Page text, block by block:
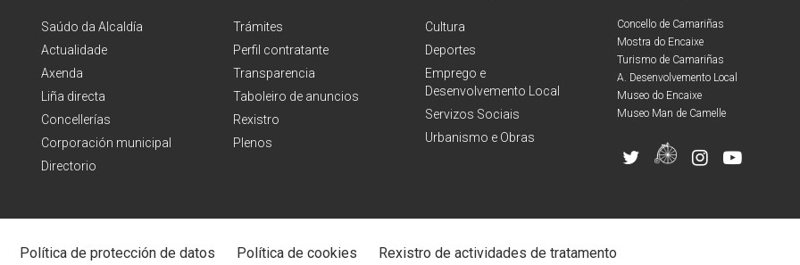
Saúdo da Alcaldía
Actualidade
Axenda
Liña directa
Concellerías
Corporación municipal
Directorio
Trámites
Perfil contratante
Transparencia
Taboleiro de anuncios
Rexistro
Plenos
Cultura
Deportes
Emprego e
Desenvolvemento Local
Servizos Sociais
Urbanismo e Obras
Concello de Camariñas
Mostra do Encaixe
Turismo de Camariñas
A. Desenvolvemento Local
Museo do Encaixe
Museo Man de Camelle
Política de protección de datos Política de cookies Rexistro de actividades de tratamento